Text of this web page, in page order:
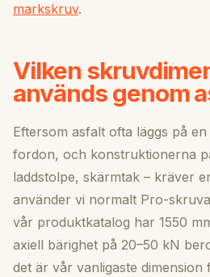
markskruv.
Vilken
används genom
Eftersom asfalt ofta läggs på
fordon, och konstruktionerna
laddstolpe, skärmtak – kräver
använder vi normalt Pro-
vår produktkatalog har 1550
axiell bärighet på 20–50 kN
det är vår vanligaste